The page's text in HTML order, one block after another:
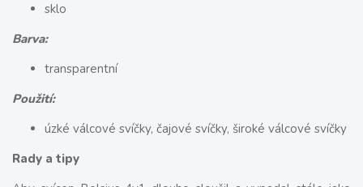
sklo
Barva:
transparentní
Použití:
úzké válcové svíčky, čajové svíčky, široké válcové svíčky
Rady a tipy